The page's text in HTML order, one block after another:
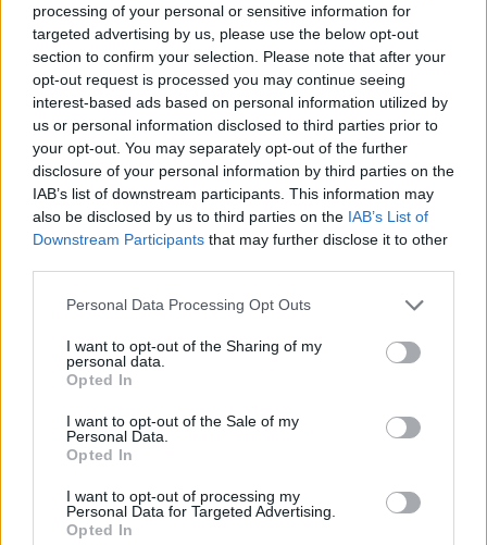
processing of your personal or sensitive information for
targeted advertising by us, please use the below opt-out
section to confirm your selection. Please note that after your
opt-out request is processed you may continue seeing
interest-based ads based on personal information utilized by
us or personal information disclosed to third parties prior to
your opt-out. You may separately opt-out of the further
disclosure of your personal information by third parties on the
IAB’s list of downstream participants. This information may
also be disclosed by us to third parties on the IAB’s List of
Downstream Participants that may further disclose it to other
Please note that this website/app uses one or more Google
not limited to your visit or usage behaviour. You may click to
grant or deny consent to Google and its third-party tags to
use your data for below specified purposes in below Google
consent section.
Personal Data Processing Opt Outs
I want to opt-out of the Sharing of my
personal data.
Opted In
I want to opt-out of the Sale of my
Personal Data.
Opted In
I want to opt-out of processing my
Personal Data for Targeted Advertising.
Opted In
Στα συστήματα ασφάλειας του CeE 04 περιλαμβάνεται το
που φτάνει στον πίσω τροχό, ενώ προαιρετικά μπορεί να